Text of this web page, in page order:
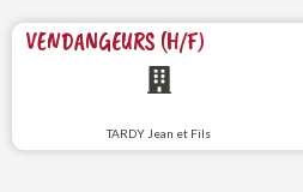
VENDANGEURS (H/F)
TARDY Jean et Fils